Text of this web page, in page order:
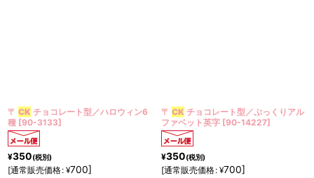
〒 CK チョコレート型／ハロウィン6
種 [90-3133]
¥350(税別)
[通常販売価格: ¥700]
〒 CK チョコレート型／ぷっくりアル
ファベット英字 [90-14227]
¥350(税別)
[通常販売価格: ¥700]